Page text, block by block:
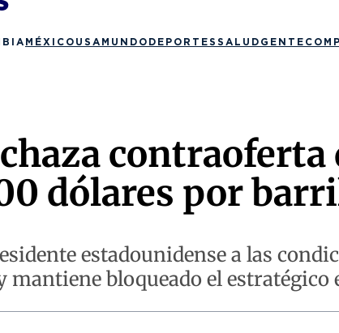
MÉXICO USA MUNDO DEPORTES SALUD GENTE
contraoferta
dólares por
estadounidense a las
mantiene bloqueado el estratégico